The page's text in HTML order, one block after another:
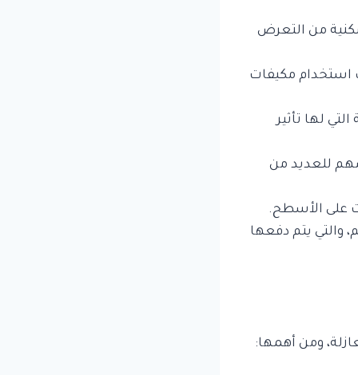
من التعرض
استخدام مكيفات
لها تأثير
للعديد من
على الأسطح.
والتي يتم دفعها
ومن أهمها: